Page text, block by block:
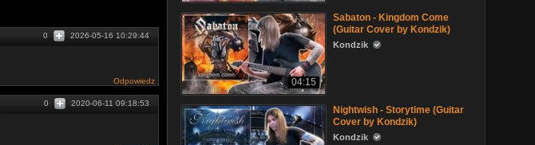
2026-05-16 10:29:44
0
Odpowiedz
2020-06-11 09:18:53
0
04:15
Sabaton - Kingdom Come
(Guitar Cover by Kondzik)
Kondzik
Nightwish - Storytime (Guitar
Cover by Kondzik)
Kondzik